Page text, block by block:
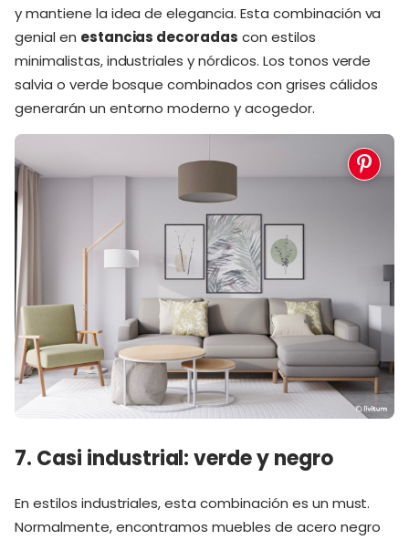
y mantiene la idea de elegancia. Esta combinación va
genial en estancias decoradas con estilos
minimalistas, industriales y nórdicos. Los tonos verde
salvia o verde bosque combinados con grises cálidos
generarán un entorno moderno y acogedor.
7. Casi industrial: verde y negro
En estilos industriales, esta combinación es un must.
Normalmente, encontramos muebles de acero negro